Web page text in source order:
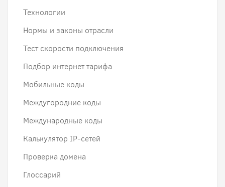
Технологии
Нормы и законы отрасли
Тест скорости подключения
Подбор интернет тарифа
Мобильные коды
Междугородние коды
Международные коды
Калькулятор IP-сетей
Проверка домена
Глоссарий